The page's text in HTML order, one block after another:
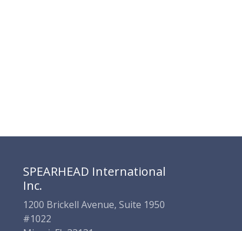
SPEARHEAD International
Inc.
1200 Brickell Avenue, Suite 1950
#1022